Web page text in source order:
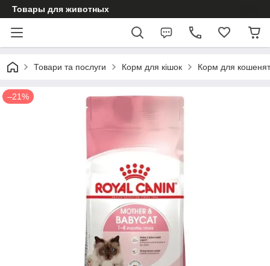
Товары для животных
Товари та послуги Корм для кішок Корм для кошенят
–21%